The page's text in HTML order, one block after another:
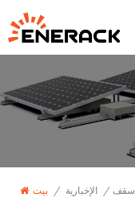
بيت / الإخبارية /